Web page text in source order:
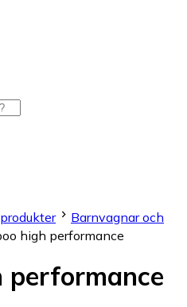
Barnvagnar och
high performance
performance